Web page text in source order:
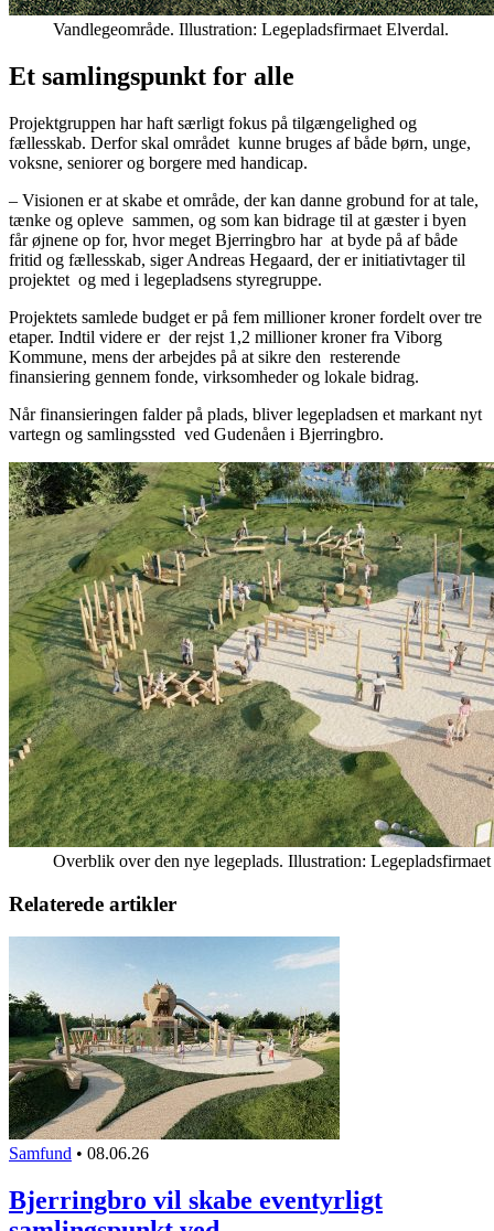
Vandlegeområde. Illustration: Legepladsfirmaet Elverdal.
Et samlingspunkt for alle
Projektgruppen har haft særligt fokus på tilgængelighed og
fællesskab. Derfor skal området kunne bruges af både børn, unge,
voksne, seniorer og borgere med handicap.
– Visionen er at skabe et område, der kan danne grobund for at tale,
tænke og opleve sammen, og som kan bidrage til at gæster i byen
får øjnene op for, hvor meget Bjerringbro har at byde på af både
fritid og fællesskab, siger Andreas Hegaard, der er initiativtager til
projektet og med i legepladsens styregruppe.
Projektets samlede budget er på fem millioner kroner fordelt over tre
etaper. Indtil videre er der rejst 1,2 millioner kroner fra Viborg
Kommune, mens der arbejdes på at sikre den resterende
finansiering gennem fonde, virksomheder og lokale bidrag.
Når finansieringen falder på plads, bliver legepladsen et markant nyt
vartegn og samlingssted ved Gudenåen i Bjerringbro.
Overblik over den nye legeplads. Illustration:
Relaterede artikler
Samfund • 08.06.26
Bjerringbro vil skabe eventyrligt